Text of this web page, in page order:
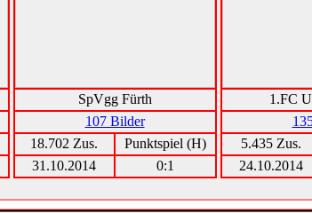
SpVgg Fürth
107 Bilder
18.702 Zus.
Punktspiel (H)
31.10.2014
0:1
1.FC
5.435 Zus.
24.10.2014